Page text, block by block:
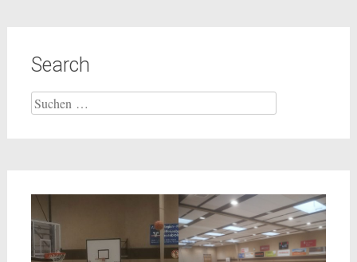
Search
Suchen
nach: